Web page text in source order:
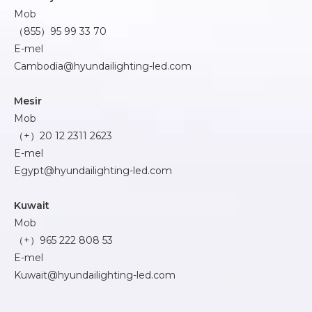
Mob
（855）95 99 33 70
E-mel
Cambodia@hyundailighting-led.com
Mesir
Mob
（+）20 12 2311 2623
E-mel
Egypt@hyundailighting-led.com
Kuwait
Mob
（+）965 222 808 53
E-mel
Kuwait@hyundailighting-led.com